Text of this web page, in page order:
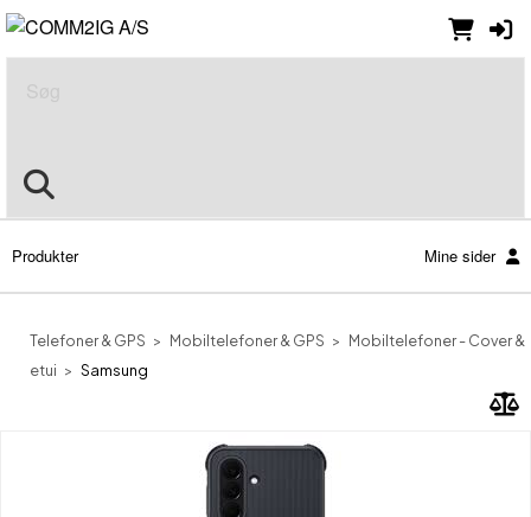
Produkter Mine sider
Telefoner & GPS Mobiltelefoner & GPS
Mobiltelefoner - Cover &
etui
Samsung